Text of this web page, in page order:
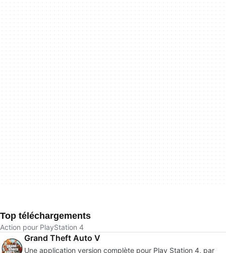
Top téléchargements
Action pour PlayStation 4
Grand Theft Auto V
Une application version complète pour Play Station 4, par